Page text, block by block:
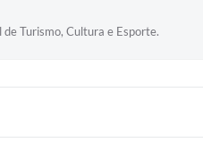
Turismo, Cultura e Esporte.